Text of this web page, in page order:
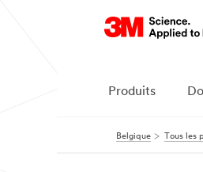
Produits
Belgique Tous les